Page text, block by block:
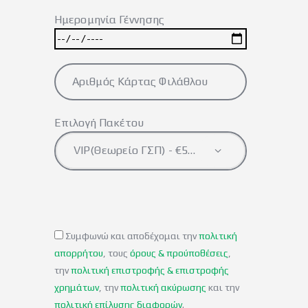
Ημερομηνία Γέννησης
Επιλογή Πακέτου
Συμφωνώ και αποδέχομαι τηνπολιτική
απορρήτου , τους όρους & προύποθέσεις
τηνπολιτική επιστροφής & επιστροφής
χρημάτων, τηνπολιτική ακύρωσης και την
πολιτική επίλυσης διαφορών.